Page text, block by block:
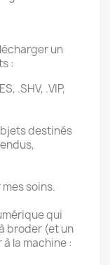
un
:
.SHV, .VIP,
destinés
soins.
qui
broder (et un
la machine :